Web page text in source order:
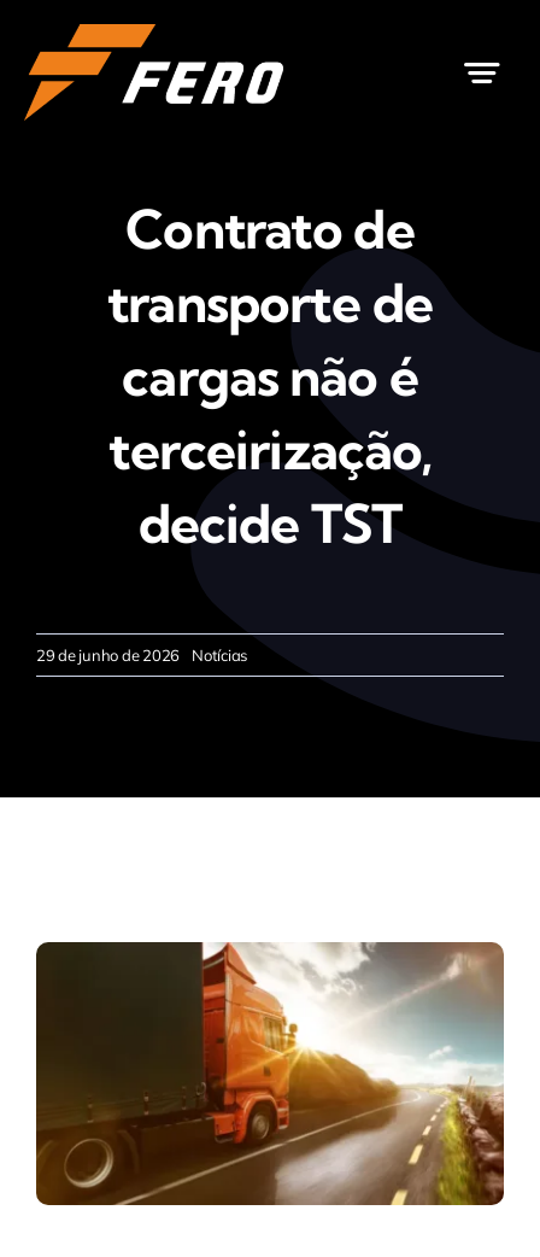
para
conteúdo
Contrato de
transporte de
cargas não é
terceirização,
decide TST
29 de junho de 2026 Notícias